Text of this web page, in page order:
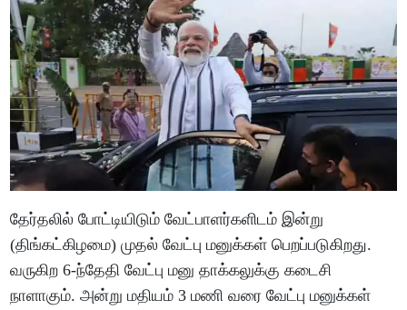
தேர்தலில் போட்டியிடும் வேட்பாளர்களிடம் இன்று
(திங்கட்கிழமை) முதல் வேட்பு மனுக்கள் பெறப்படுகிறது.
வருகிற 6-ந்தேதி வேட்பு மனு தாக்கலுக்கு கடைசி
நாளாகும். அன்று மதியம் 3 மணி வரை வேட்பு மனுக்கள்